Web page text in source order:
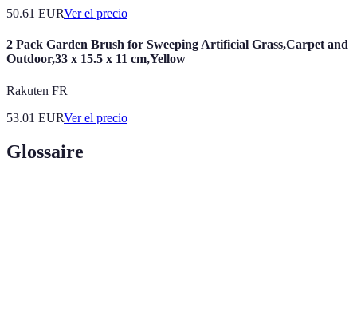
50.61 EURVer el precio
2 Pack Garden Brush for Sweeping Artificial Grass,Carpet and
Outdoor,33 x 15.5 x 11 cm,Yellow
Rakuten FR
53.01 EURVer el precio
Glossaire